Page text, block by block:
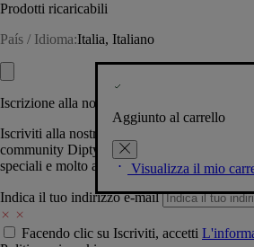
Prodotti ricaricabili
País / Idioma:Italia, Italiano
Aggiunto al carrello
Visualizza il mio
Iscrizione alla nostra Newsletter
Iscriviti alla nostra newsletter per
community Diptyque e tenerti al corrente su
speciali e molto altro.
Indica il tuo indirizzo e-mail
Facendo clic su Iscriviti, accetti